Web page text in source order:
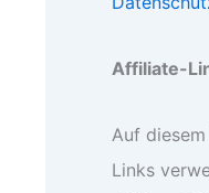
Affiliate-
Auf
Links